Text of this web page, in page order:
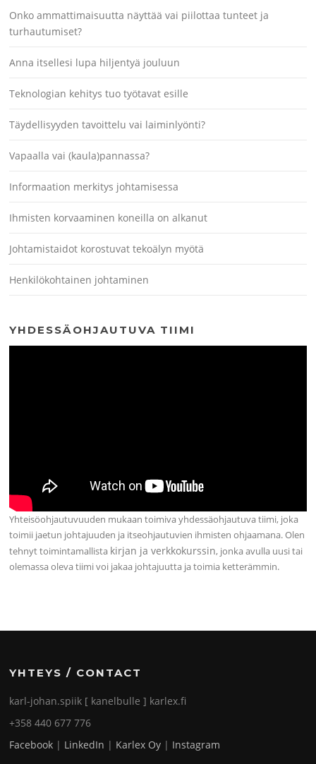
Onko ammattimaisuutta näyttää vai piilottaa tunteet ja
turhautumiset?
Anna itsellesi lupa hiljentyä jouluun
Teknologian kehitys tuo työtavat esille
Täydellisyyden tavoittelu vai laiminlyönti?
Vapaalla vai (kaula)pannassa?
Informaation merkitys johtamisessa
Ihmisten korvaaminen koneilla on alkanut
Johtamistaidot korostuvat tekoälyn myötä
Henkilökohtainen johtaminen
YHDESSÄOHJAUTUVA TIIMI
Yhteisöohjautuvuuden mukaan toimiva yhdessäohjautuva tiimi, joka
toimii jaetun johtajuuden ja itseohjautuvien ihmisten ohjaamana. Olen
tehnyt toimintamallista kirjan ja verkkokurssin, jonka avulla uusi tai
olemassa oleva tiimi voi jakaa johtajuutta ja toimia ketterämmin.
YHTEYS / CONTACT
karl-johan.spiik [ kanelbulle ] karlex.fi
+358 440 677 776
Facebook | LinkedIn | Karlex Oy | Instagram